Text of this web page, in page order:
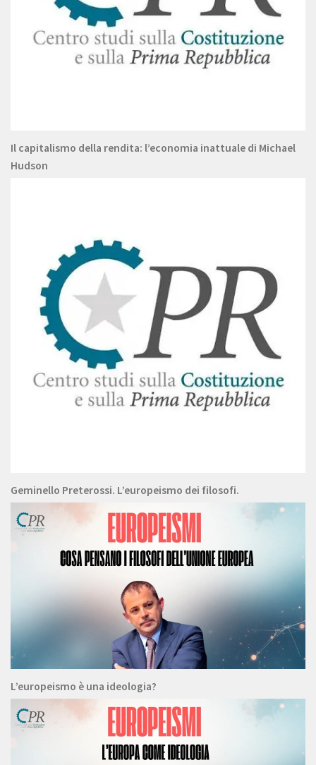
Il capitalismo della rendita: l’economia inattuale di Michael
Hudson
Geminello Preterossi. L’europeismo dei filosofi.
L’europeismo è una ideologia?